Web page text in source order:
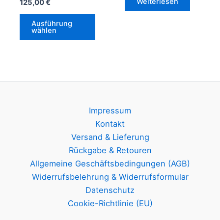
125,00€
Ausführung
wählen
Dieses
weist
auf.
Optionen
können
auf
der
Produktseite
gewählt
werden
Impressum
Kontakt
Versand & Lieferung
Rückgabe & Retouren
Allgemeine Geschäftsbedingungen (AGB)
Widerrufsbelehrung & Widerrufsformular
Datenschutz
Cookie-Richtlinie (EU)